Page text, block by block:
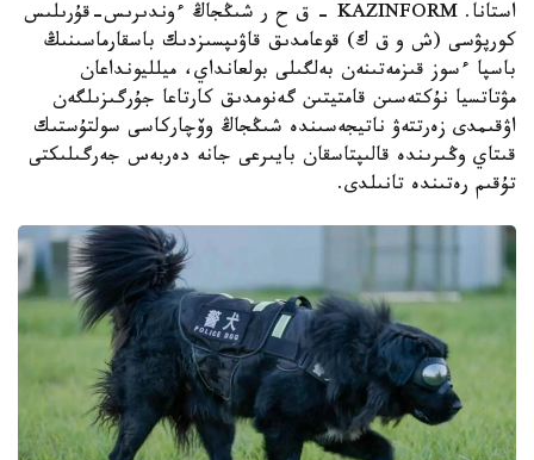
استانا. KAZINFORM – ق ح ر شىڭجاڭ ءوندىرىس-قۇرىلىس
كورپۋسى (ش و ق ك) قوعامدىق قاۋىپسىزدىك باسقارماسىنىڭ
باسپا ءسوز قىزمەتىنەن بەلگىلى بولعانداي، ميلليونداعان
مۋتاتسيا نۇكتەسىن قامتيتىن گەنومدىق كارتاعا جۇرگىزىلگەن
اۋقىمدى زەرتتەۋ ناتيجەسىندە شىڭجاڭ وۆچاركاسى سولتۇستىك
قىتاي وڭىرىندە قالىپتاسقان بايىرعى جانە دەربەس جەرگىلىكتى
تۇقىم رەتىندە تانىلدى.